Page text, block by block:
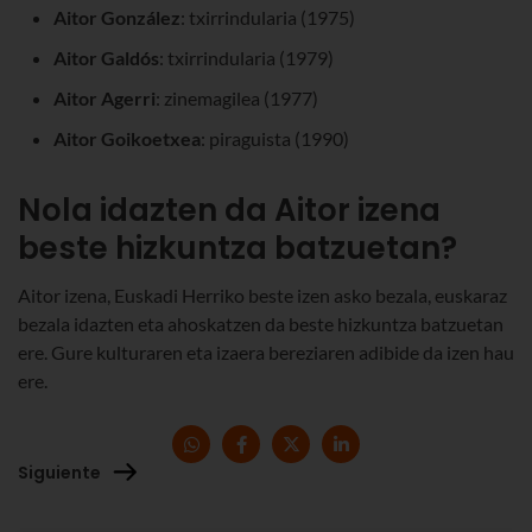
Aitor González: txirrindularia (1975)
Aitor Galdós: txirrindularia (1979)
Aitor Agerri: zinemagilea (1977)
Aitor Goikoetxea: piraguista (1990)
Nola idazten da Aitor izena
beste hizkuntza batzuetan?
Aitor izena, Euskadi Herriko beste izen asko bezala, euskaraz
bezala idazten eta ahoskatzen da beste hizkuntza batzuetan
ere. Gure kulturaren eta izaera bereziaren adibide da izen hau
ere.
Siguiente